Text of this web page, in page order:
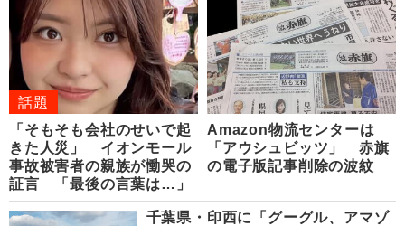
話題
「そもそも会社のせいで起
きた人災」 イオンモール
事故被害者の親族が慟哭の
証言 「最後の言葉は…」
Amazon物流センターは
「アウシュビッツ」 赤旗
の電子版記事削除の波紋
千葉県・印西に「グーグル、アマゾ